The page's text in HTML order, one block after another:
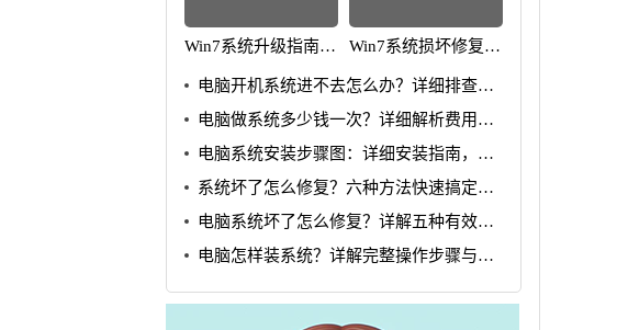
Win7系统升级指南：
要点
Win7系统损坏修复教
速解决问题
骤详解
流程
松搞定系统问题
复问题
决方法